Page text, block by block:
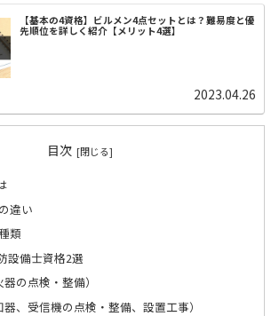
【基本の4資格】ビルメン4点セットとは？難易度と優
先順位を詳しく紹介【メリット4選】
2023.04.26
目次
違い
類
設備士資格2選
の点検・整備）
、受信機の点検・整備、設置工事）